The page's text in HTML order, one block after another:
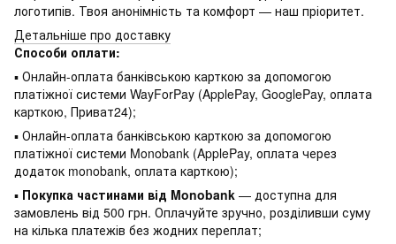
логотипів. Твоя анонімність та комфорт — наш пріоритет.
Детальніше про доставку
Способи оплати:
▪ Онлайн-оплата банківською карткою за допомогою
платіжної системи WayForPay (ApplePay, GooglePay, оплата
карткою, Приват24);
▪ Онлайн-оплата банківською карткою за допомогою
платіжної системи Monobank (ApplePay, оплата через
додаток monobank, оплата карткою);
▪ Покупка частинами від Monobank — доступна для
замовлень від 500 грн. Оплачуйте зручно, розділивши суму
на кілька платежів без жодних переплат;